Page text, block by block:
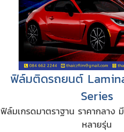
ฟิล์มติดรถยนต์
Series
ฟิล์มเกรดมาตราฐาน ราคากลาง
หลายรุ่น